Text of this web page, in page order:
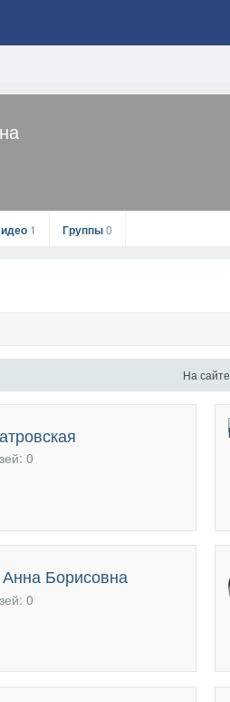
1 Группы0
На сайте
0
Борисовна
0